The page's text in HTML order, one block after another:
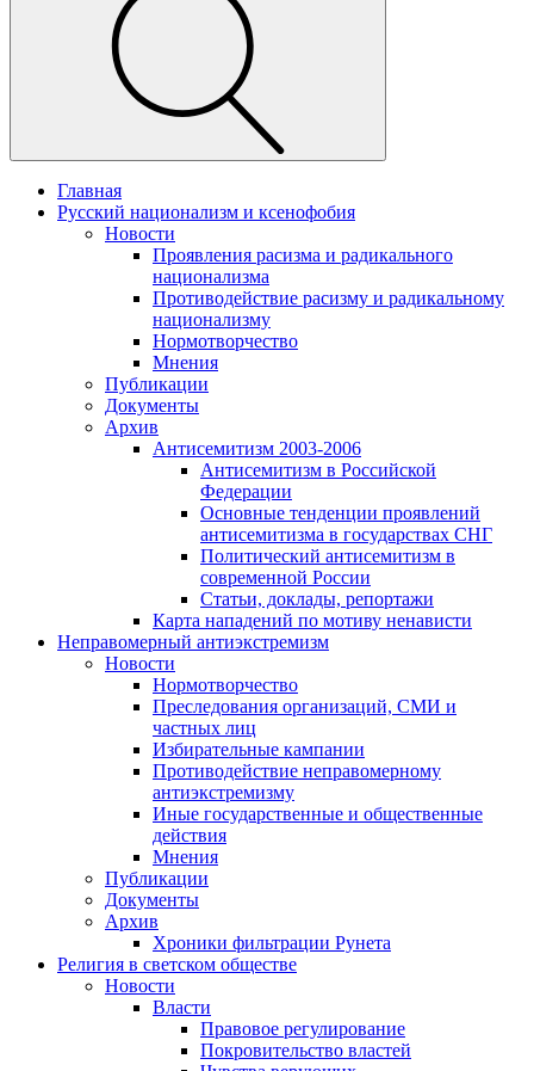
Главная
Русский национализм и ксенофобия
Новости
Проявления расизма и радикального
национализма
Противодействие расизму и радикальному
национализму
Нормотворчество
Мнения
Публикации
Документы
Архив
Антисемитизм 2003-2006
Антисемитизм в Российской
Федерации
Основные тенденции проявлений
антисемитизма в государствах СНГ
Политический антисемитизм в
современной России
Статьи, доклады, репортажи
Карта нападений по мотиву ненависти
Неправомерный антиэкстремизм
Новости
Нормотворчество
Преследования организаций, СМИ и
частных лиц
Избирательные кампании
Противодействие неправомерному
антиэкстремизму
Иные государственные и общественные
действия
Мнения
Публикации
Документы
Архив
Хроники фильтрации Рунета
Религия в светском обществе
Новости
Власти
Правовое регулирование
Покровительство властей